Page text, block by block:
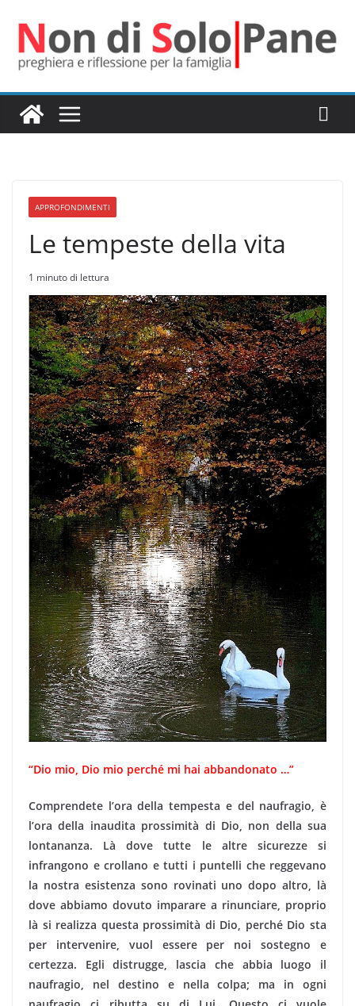
contenuto
APPROFONDIMENTI
Le tempeste della vita
1 minuto di lettura
“Dio mio, Dio mio perché mi hai abbandonato …”
Comprendete l’ora della tempesta e del naufragio, è
l’ora della inaudita prossimità di Dio, non della sua
lontananza. Là dove tutte le altre sicurezze si
infrangono e crollano e tutti i puntelli che reggevano
la nostra esistenza sono rovinati uno dopo altro, là
dove abbiamo dovuto imparare a rinunciare, proprio
là si realizza questa prossimità di Dio, perché Dio sta
per intervenire, vuol essere per noi sostegno e
certezza. Egli distrugge, lascia che abbia luogo il
naufragio, nel destino e nella colpa; ma in ogni